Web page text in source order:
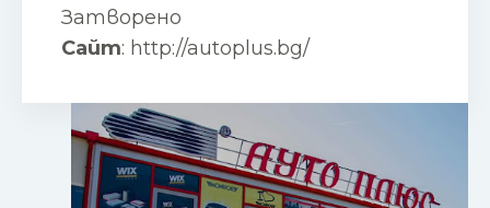
Затворено
Сайт: http://autoplus.bg/